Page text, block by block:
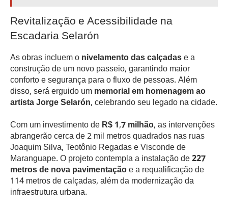
Revitalização e Acessibilidade na
Escadaria Selarón
As obras incluem onivelamento das calçadase a
construção de um novo passeio, garantindo maior
conforto e segurança para o fluxo de pessoas. Além
disso, será erguido ummemorial em homenagem ao
artista Jorge Selarón, celebrando seu legado na cidade.
Com um investimento deR$ 1,7 milhão, as intervenções
abrangerão cerca de 2 mil metros quadrados nas ruas
Joaquim Silva, Teotônio Regadas e Visconde de
Maranguape. O projeto contempla a instalação de227
metros de nova pavimentaçãoe a requalificação de
114 metros de calçadas, além da modernização da
infraestrutura urbana.